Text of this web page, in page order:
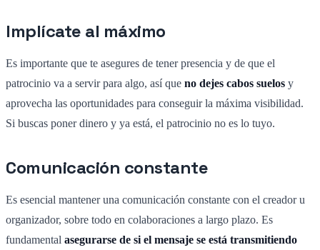
Implícate al máximo
Es importante que te asegures de tener presencia y de que el
patrocinio va a servir para algo, así que no dejes cabos suelos y
aprovecha las oportunidades para conseguir la máxima visibilidad.
Si buscas poner dinero y ya está, el patrocinio no es lo tuyo.
Comunicación constante
Es esencial mantener una comunicación constante con el creador u
organizador, sobre todo en colaboraciones a largo plazo. Es
fundamental asegurarse de si el mensaje se está transmitiendo